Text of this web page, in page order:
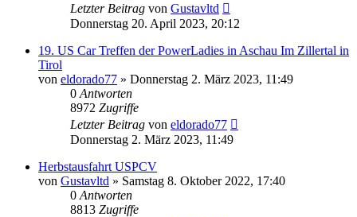
Letzter Beitrag von Gustavltd
Donnerstag 20. April 2023, 20:12
19. US Car Treffen der PowerLadies in Aschau Im Zillertal in
Tirol
von eldorado77 » Donnerstag 2. März 2023, 11:49
0 Antworten
8972 Zugriffe
Letzter Beitrag von eldorado77
Donnerstag 2. März 2023, 11:49
Herbstausfahrt USPCV
von Gustavltd » Samstag 8. Oktober 2022, 17:40
0 Antworten
8813 Zugriffe